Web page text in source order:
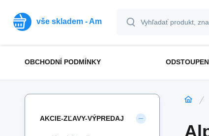
vše skladem - Am
OBCHODNÍ PODMÍNKY
AKCIE-ZĽAVY-VÝPREDAJ